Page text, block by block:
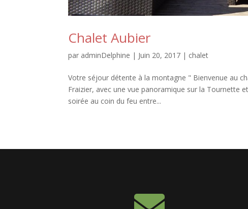
Chalet Aubier
par adminDelphine | Juin 20, 2017 | chalet
Votre séjour détente à la montagne " Bienvenue au
Fraizier, avec une vue panoramique sur la Tournette
soirée au coin du feu entre...